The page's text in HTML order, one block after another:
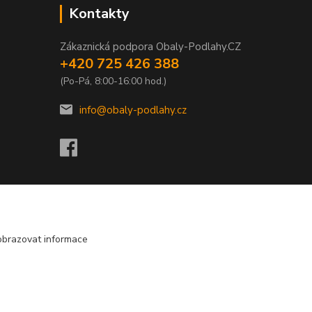
Kontakty
Zákaznická podpora Obaly-Podlahy.CZ
+420 725 426 388
(Po-Pá, 8:00-16:00 hod.)
info@obaly-podlahy.cz
informace